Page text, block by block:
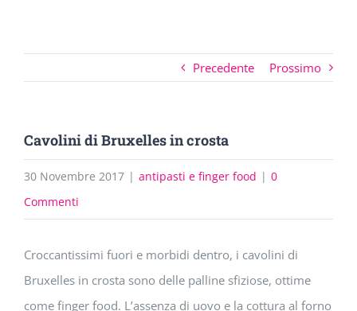
Precedente Prossimo
Cavolini di Bruxelles in crosta
30 Novembre 2017 | antipasti e finger food | 0
Commenti
Croccantissimi fuori e morbidi dentro, i cavolini di
Bruxelles in crosta sono delle palline sfiziose, ottime
come finger food. L’assenza di uovo e la cottura al forno